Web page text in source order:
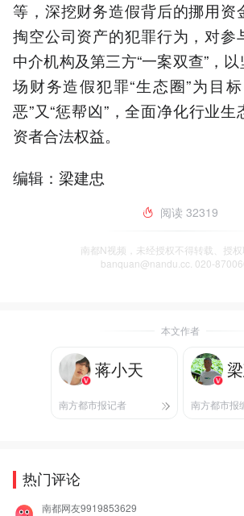
等，深挖财务造假背后的挪用资
掏空公司资产的犯罪行为，对参
中介机构及第三方“一案双查”，
场财务造假犯罪“生态圈”为目
恶”又“惩帮凶”，全面净化行业
资者合法权益。
编辑：梁建忠
阅读 32319
南都N视频，未经授权不得转载、授
banquan@nandu.cc. 020-
本文作者
蒋小天
南方都市报记者 南方都市报
热门评论
南都网友9919853629